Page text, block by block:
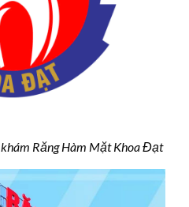
Răng Hàm Mặt Khoa Đạt